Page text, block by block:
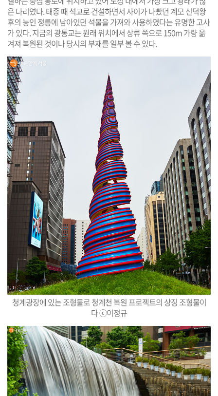
은 다리였다. 태종 때 석교로 건설하면서 사이가 나빴던 계모 신덕왕
후의 능인 정릉에 남아있던 석물을 가져와 사용하였다는 유명한 고사
가 있다. 지금의 광통교는 원래 위치에서 상류 쪽으로 150m 가량 옮
겨져 복원된 것이나 당시의 부재를 일부 볼 수 있다.
청계광장에 있는 조형물로청계천 복원 프로젝트의 상징 조형물이
다 ⓒ이정규